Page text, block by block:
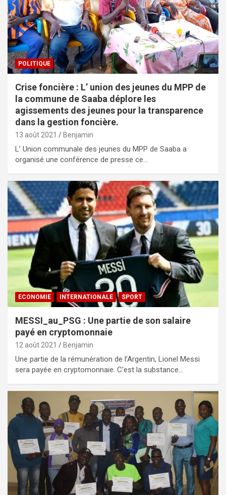
POLITIQUE
Crise foncière : L’ union des jeunes du MPP de
la commune de Saaba déplore les
agissements des jeunes pour la transparence
dans la gestion foncière.
13 août 2021 Benjamin
L’ Union communale des jeunes du MPP de Saaba a
organisé une conférence de presse ce…
ECONOMIE INTERNATIONALE SPORT
MESSI_au_PSG : Une partie de son salaire
payé en cryptomonnaie
12 août 2021 Benjamin
Une partie de la rémunération de l’Argentin, Lionel Messi
sera payée en cryptomonnaie. C’est la substance…